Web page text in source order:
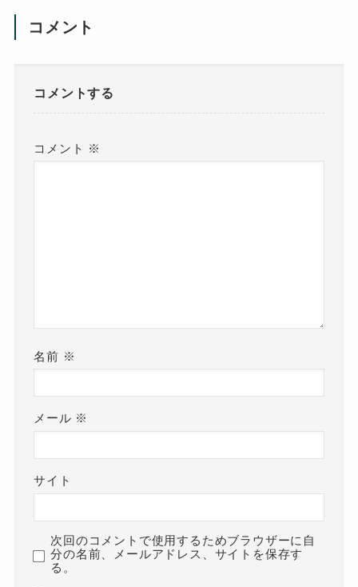
コメント
コメントする
コメント ※
名前 ※
メール ※
サイト
次回のコメントで使用するためブラウザーに自
分の名前、メールアドレス、サイトを保存す
る。